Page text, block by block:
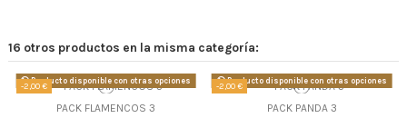
16 otros productos en la misma categoría:
-2,00 €
Producto disponible con otras opciones
PACK FLAMENCOS 3
-2,00 €
Producto disponible con otras opciones
PACK PANDA 3